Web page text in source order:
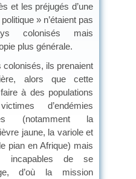
et les préjugés d’une
» n’étaient pas
colonisés mais
plus générale.
ils prenaient
alors que cette
à des populations
d’endémies
(notamment la
jaune, la variole et
pian en Afrique) mais
incapables de se
d’où la mission